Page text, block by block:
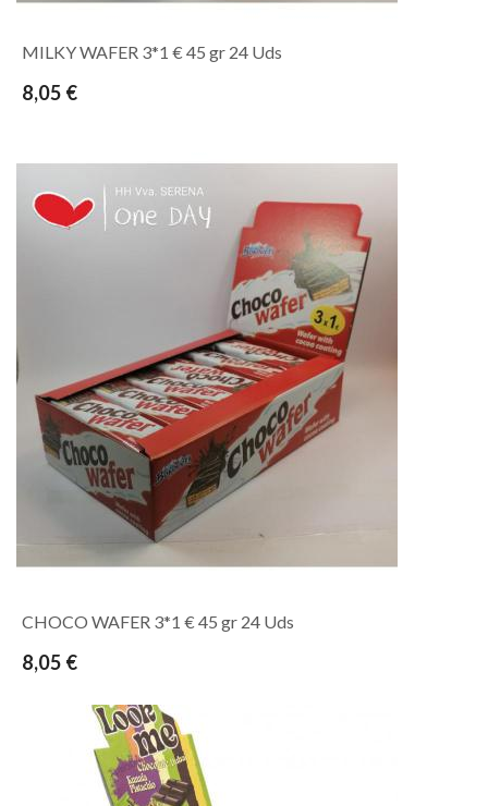
MILKY WAFER 3*1 € 45 gr 24 Uds
8,05 €
CHOCO WAFER 3*1 € 45 gr 24 Uds
8,05 €